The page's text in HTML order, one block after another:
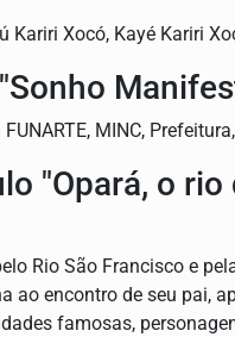
Kariri Xocó, Kayé Kariri
MINC,
"Opará, o
Rio São Francisco e
ao encontro de seu pai,
famosas,